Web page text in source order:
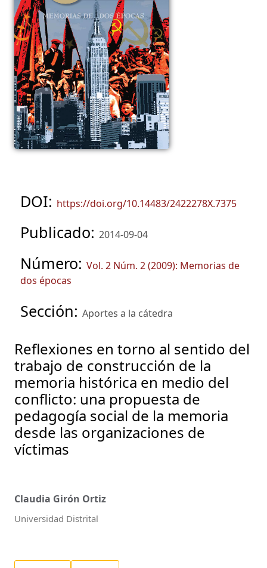
DOI: https://doi.org/10.14483/2422278X.7375
Publicado: 2014-09-04
Número: Vol. 2 Núm. 2 (2009): Memorias de
dos épocas
Sección: Aportes a la cátedra
Reflexiones en torno al sentido del
trabajo de construcción de la
memoria histórica en medio del
conflicto: una propuesta de
pedagogía social de la memoria
desde las organizaciones de
víctimas
Claudia Girón Ortiz
Universidad Distrital